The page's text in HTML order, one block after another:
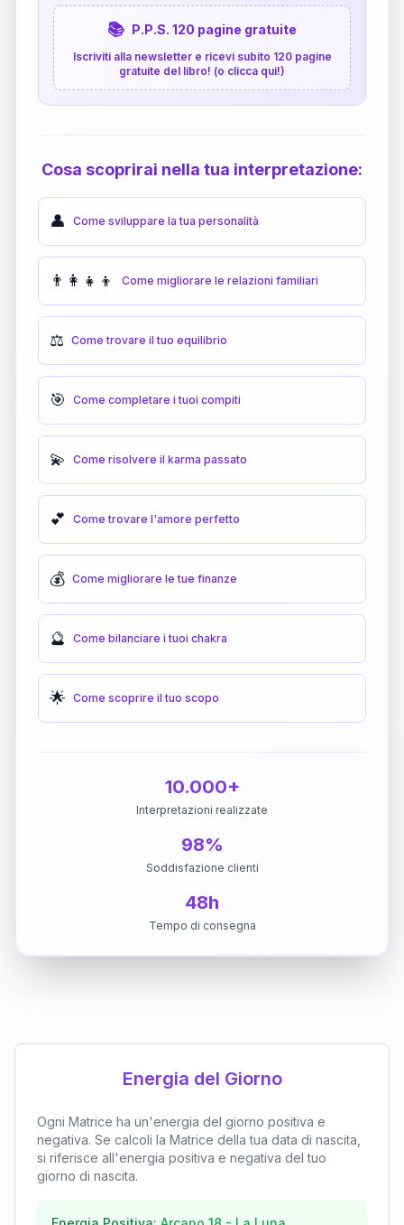
📚 P.P.S. 120 pagine gratuite
Iscriviti alla newsletter e ricevi subito 120 pagine
gratuite del libro! (o clicca qui!)
Cosa scoprirai nella tua interpretazione:
👤 Come sviluppare la tua personalità
👨‍👩‍👧‍👦 Come migliorare le relazioni familiari
⚖️ Come trovare il tuo equilibrio
🎯 Come completare i tuoi compiti
💫 Come risolvere il karma passato
💕 Come trovare l'amore perfetto
💰 Come migliorare le tue finanze
🔮 Come bilanciare i tuoi chakra
🌟 Come scoprire il tuo scopo
10.000+
Interpretazioni realizzate
98%
Soddisfazione clienti
48h
Tempo di consegna
Energia del Giorno
Ogni Matrice ha un'energia del giorno positiva e
negativa. Se calcoli la Matrice della tua data di nascita,
si riferisce all'energia positiva e negativa del tuo
giorno di nascita.